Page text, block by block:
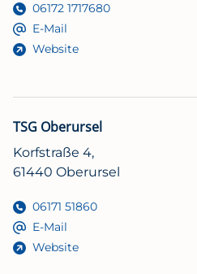
06172 1717680
E-Mail
Website
TSG Oberursel
Korfstraße 4,
61440 Oberursel
06171 51860
E-Mail
Website